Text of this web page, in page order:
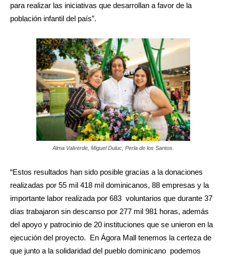
para realizar las iniciativas que desarrollan a favor de la
población infantil del país”.
Alma Valverde, Miguel Duluc, Perla de los Santos.
“Estos resultados han sido posible gracias a la donaciones
realizadas por 55 mil 418 mil dominicanos, 88 empresas y la
importante labor realizada por 683 voluntarios que durante 37
días trabajaron sin descanso por 277 mil 981 horas, además
del apoyo y patrocinio de 20 instituciones que se unieron en la
ejecución del proyecto. En Ágora Mall tenemos la certeza de
que junto a la solidaridad del pueblo dominicano podemos